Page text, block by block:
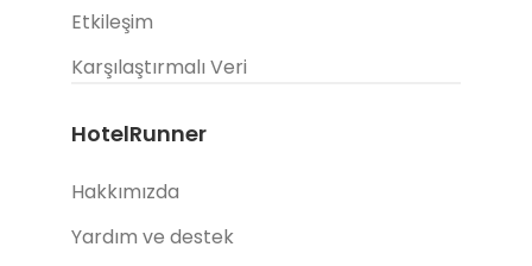
Etkileşim
Karşılaştırmalı Veri
HotelRunner
Hakkımızda
Yardım ve destek